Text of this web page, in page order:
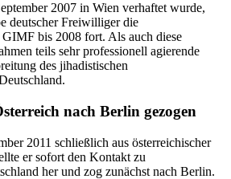
2007 in Wien verhaftet wurde,
deutscher Freiwilliger die
bis 2008 fort. Als auch diese
teils sehr professionell agierende
des jihadistischen
nach Berlin gezogen
2011 schließlich aus österreichischer
er sofort den Kontakt zu
her und zog zunächst nach Berlin.